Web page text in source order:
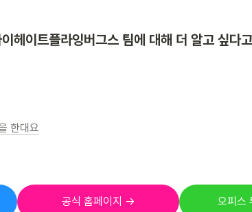
헤이트플라잉버그스 팀에 대해 더 알고 싶다
한대요
공식 홈페이지 → 오피스